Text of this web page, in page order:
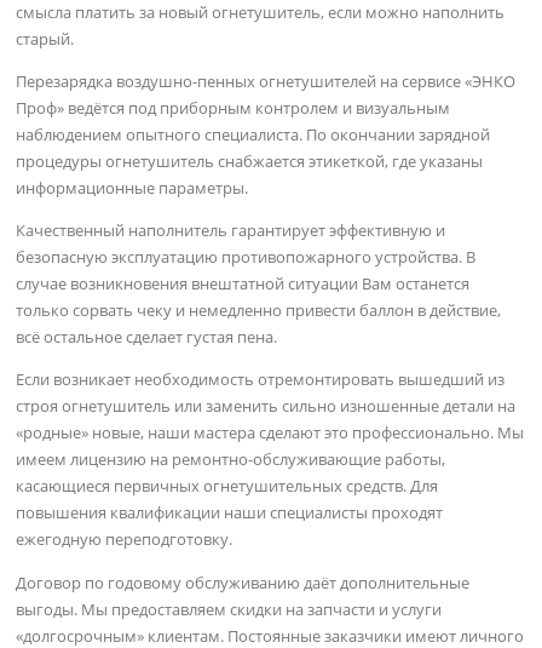
смысла платить за новый огнетушитель, если можно наполнить
старый.
Перезарядка воздушно-пенных огнетушителей на сервисе «ЭНКО
Проф» ведётся под приборным контролем и визуальным
наблюдением опытного специалиста. По окончании зарядной
процедуры огнетушитель снабжается этикеткой, где указаны
информационные параметры.
Качественный наполнитель гарантирует эффективную и
безопасную эксплуатацию противопожарного устройства. В
случае возникновения внештатной ситуации Вам останется
только сорвать чеку и немедленно привести баллон в действие,
всё остальное сделает густая пена.
Если возникает необходимость отремонтировать вышедший из
строя огнетушитель или заменить сильно изношенные детали на
«родные» новые, наши мастера сделают это профессионально. Мы
имеем лицензию на ремонтно-обслуживающие работы,
касающиеся первичных огнетушительных средств. Для
повышения квалификации наши специалисты проходят
ежегодную переподготовку.
Договор по годовому обслуживанию даёт дополнительные
выгоды. Мы предоставляем скидки на запчасти и услуги
«долгосрочным» клиентам. Постоянные заказчики имеют личного